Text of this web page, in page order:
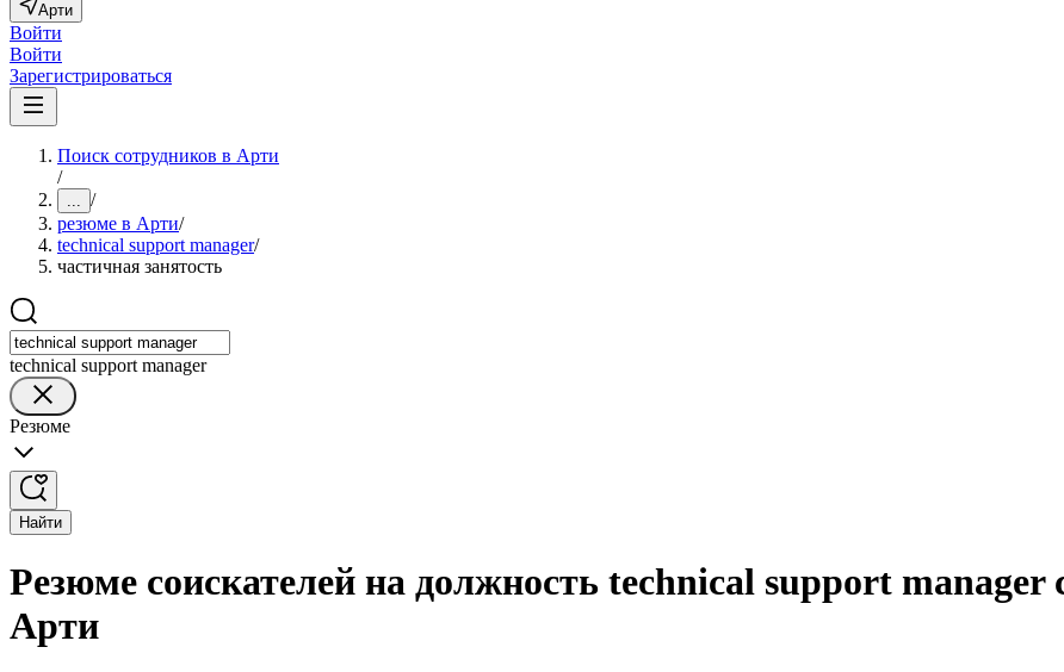
Арти
Войти
Войти
Зарегистрироваться
Поиск сотрудников в Арти
/
... /
резюме в Арти/
technical support manager/
частичная занятость
technical support manager
Резюме
Найти
Резюме соискателей на должность technical support manager
Арти